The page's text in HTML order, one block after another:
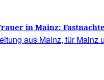
Mainzin Mainz:
– Was ist die